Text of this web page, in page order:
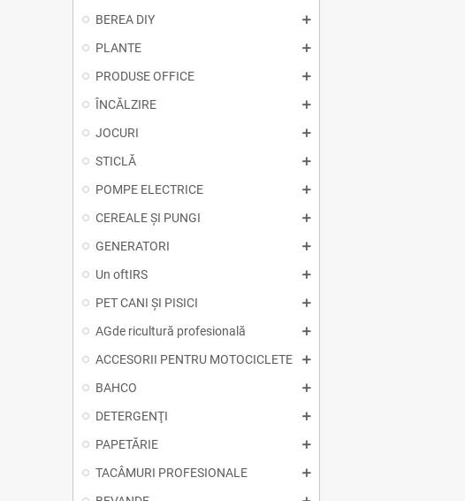
BEREA DIY
PLANTE
PRODUSE OFFICE
ÎNCĂLZIRE
JOCURI
STICLĂ
POMPE ELECTRICE
CEREALE ȘI PUNGI
GENERATORI
Un oftIRS
PET CANI ȘI PISICI
AGde ricultură profesională
ACCESORII PENTRU MOTOCICLETE
BAHCO
DETERGENŢI
PAPETĂRIE
TACÂMURI PROFESIONALE